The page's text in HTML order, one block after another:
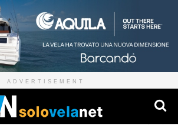
ADVERTISEMENT